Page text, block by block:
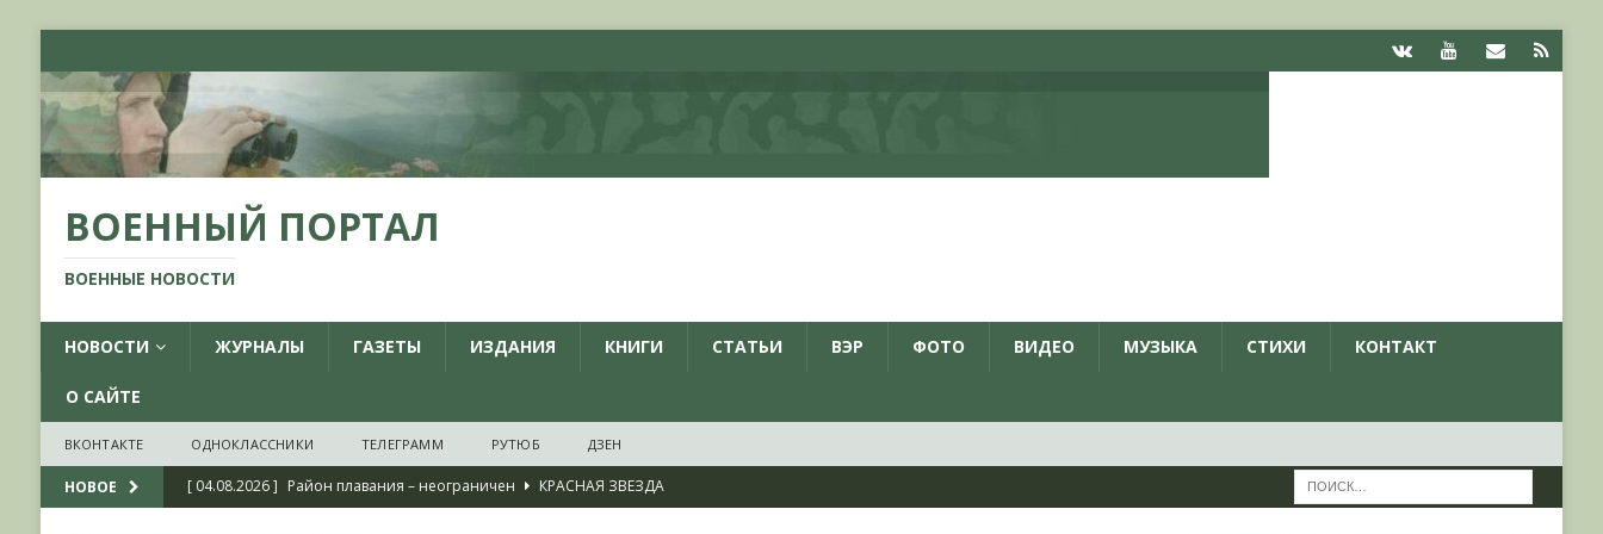
ВОЕННЫЙ ПОРТАЛ
ВОЕННЫЕ НОВОСТИ
НОВОСТИ ЖУРНАЛЫ ГАЗЕТЫ ИЗДАНИЯ КНИГИ СТАТЬИ ВЭР ФОТО ВИДЕО МУЗЫКА СТИХИ КОНТАКТ
О САЙТЕ
ВКОНТАКТЕ ОДНОКЛАССНИКИ ТЕЛЕГРАММ РУТЮБ ДЗЕН
НОВОЕ [ 04.08.2026 ] Район плавания – неограничен
КРАСНАЯ ЗВЕЗДА